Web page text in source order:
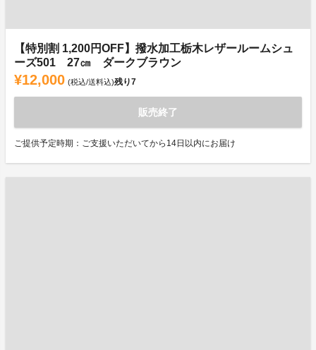
【特別割 1,200円OFF】撥水加工栃木レザールームシュ
ーズ501 27㎝ ダークブラウン
¥12,000 (税込/送料込)残り7
販売終了
ご提供予定時期：ご支援いただいてから14日以内にお届け